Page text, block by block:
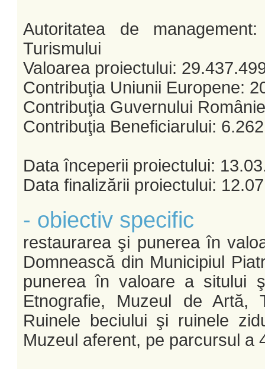
Autoritatea de
Turismului
Valoarea proiectului:
Contribuţia Uniunii Europene:
Contribuţia Guvernului
Contribuţia Beneficiarului:
Data începerii proiectului:
Data finalizării proiectului:
- obiectiv specific
restaurarea şi punerea în
Domnească din Municipiul
punerea în valoare a sitului
Etnografie, Muzeul de Artă,
Ruinele beciului şi ruinele
Muzeul aferent, pe parcursul a